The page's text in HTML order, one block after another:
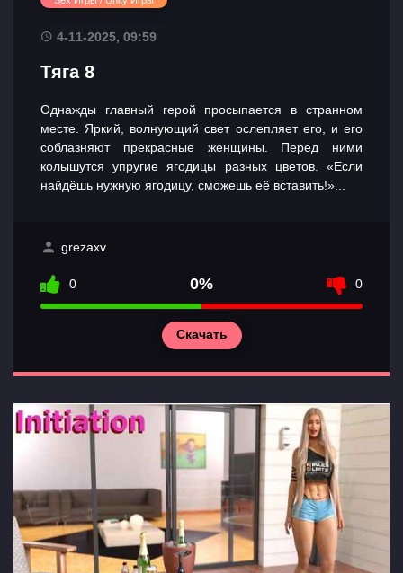
Главная
Контакты
4-11-2025, 09:59
Тяга 8
Однажды главный герой просыпается в странном
месте. Яркий, волнующий свет ослепляет его, и его
соблазняют прекрасные женщины. Перед ними
колышутся упругие ягодицы разных цветов. «Если
найдёшь нужную ягодицу, сможешь её вставить!»...
grezaxv
0 0% 0
Скачать